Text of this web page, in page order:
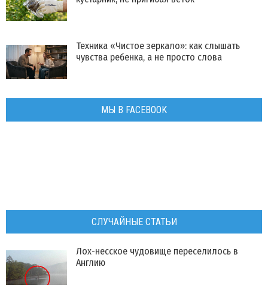
Техника «Чистое зеркало»: как слышать
чувства ребенка, а не просто слова
МЫ В FACEBOOK
СЛУЧАЙНЫЕ СТАТЬИ
Лох-несское чудовище переселилось в
Англию